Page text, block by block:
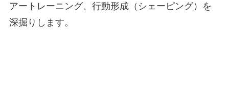
アートレーニング、行動形成（シェーピング）を
深掘りします。